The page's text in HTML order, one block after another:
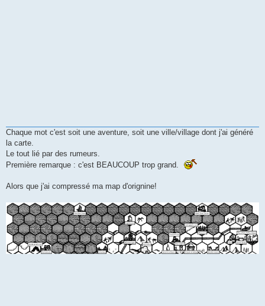
Chaque mot c'est soit une aventure, soit une ville/village dont j'ai généré
la carte.
Le tout lié par des rumeurs.
Première remarque : c'est BEAUCOUP trop grand.
Alors que j'ai compressé ma map d'orignine!